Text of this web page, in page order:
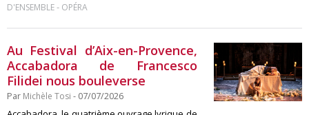
D'ENSEMBLE- OPÉRA
Au Festival d’Aix-en-Provence,
Accabadora de Francesco
Filidei nous bouleverse
Par Michèle Tosi - 07/07/2026